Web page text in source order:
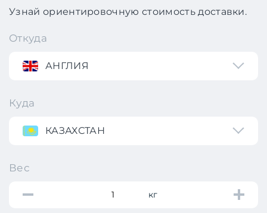
Узнай ориентировочную стоимость доставки.
Откуда
АНГЛИЯ
Куда
КАЗАХСТАН
Вес
кг